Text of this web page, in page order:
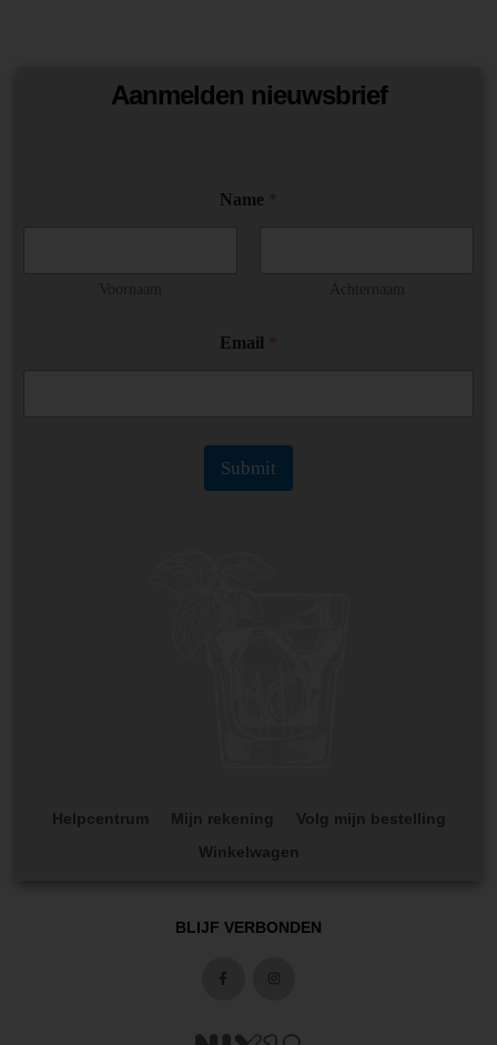
Aanmelden nieuwsbrief
a
l
Name
Email
Submit
Helpcentrum Mijn rekening
Volg mijn bestelling
Winkelwagen
BLIJF VERBONDEN